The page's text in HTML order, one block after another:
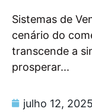
Sistemas de
cenário do
transcende a
prosperar...
julho 12, 2025